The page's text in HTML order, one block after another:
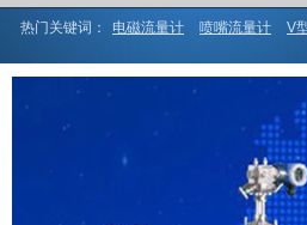
热门关键词： 电磁流量计 喷嘴流量计 V
计 河南思科 文丘里管